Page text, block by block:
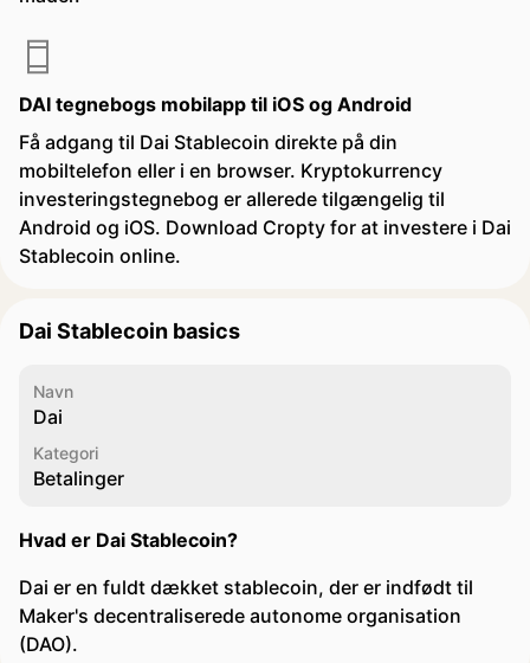
DAI tegnebogs mobilapp til iOS og Android
Få adgang til Dai Stablecoin direkte på din
mobiltelefon eller i en browser. Kryptokurrency
investeringstegnebog er allerede tilgængelig til
Android og iOS. Download Cropty for at investere i Dai
Stablecoin online.
Dai Stablecoin basics
Navn
Dai
Kategori
Betalinger
Hvad er Dai Stablecoin?
Dai er en fuldt dækket stablecoin, der er indfødt til
Maker's decentraliserede autonome organisation
(DAO).